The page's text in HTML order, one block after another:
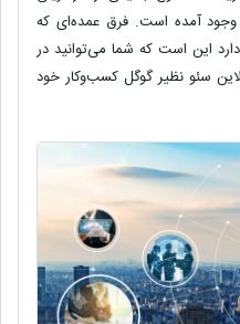
وجود آمده است. فرق عمده‌ای که
این است که شما می‌توانید در
سئو نظیر گوگل کسب‌وکار خود